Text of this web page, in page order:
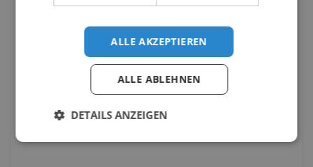
ALLE AKZEPTIEREN
ALLE ABLEHNEN
DETAILS ANZEIGEN